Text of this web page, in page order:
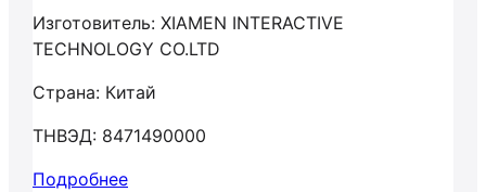
Изготовитель: XIAMEN INTERACTIVE
TECHNOLOGY CO.LTD
Страна: Китай
ТНВЭД: 8471490000
Подробнее